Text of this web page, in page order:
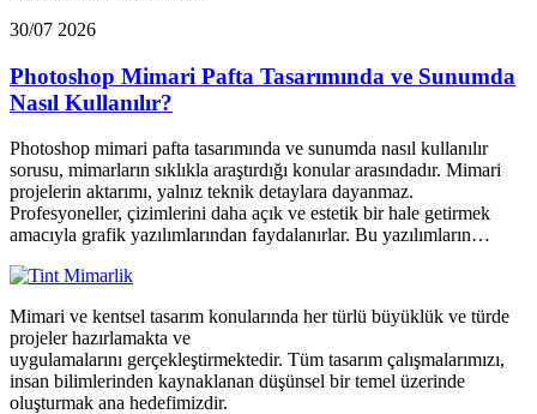
30/07 2026
Photoshop Mimari Pafta Tasarımında ve Sunumda
Nasıl Kullanılır?
Photoshop mimari pafta tasarımında ve sunumda nasıl kullanılır
sorusu, mimarların sıklıkla araştırdığı konular arasındadır. Mimari
projelerin aktarımı, yalnız teknik detaylara dayanmaz.
Profesyoneller, çizimlerini daha açık ve estetik bir hale getirmek
amacıyla grafik yazılımlarından faydalanırlar. Bu yazılımların…
Mimari ve kentsel tasarım konularında her türlü büyüklük ve türde
projeler hazırlamakta ve
uygulamalarını gerçekleştirmektedir. Tüm tasarım çalışmalarımızı,
insan bilimlerinden kaynaklanan düşünsel bir temel üzerinde
oluşturmak ana hedefimizdir.